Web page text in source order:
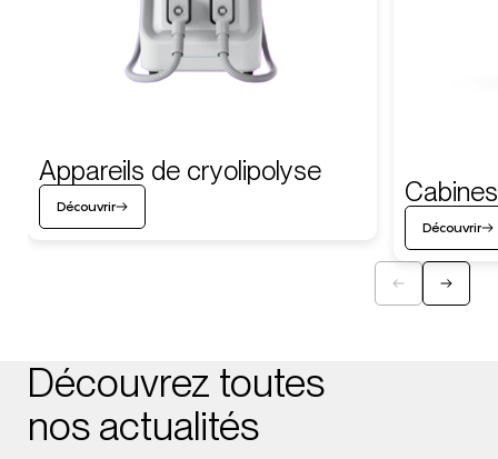
Appareils de cryolipolyse
Découvrir
Découvrir
Découvrez toutes
nos actualités